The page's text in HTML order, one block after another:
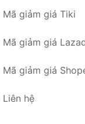
Mã giảm giá Tiki
Mã giảm giá
Mã giảm giá
Liên hệ